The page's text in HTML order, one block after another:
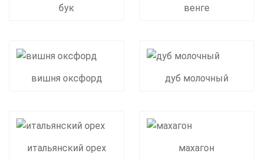
бук венге
вишня оксфорд дуб молочный
итальянский орех махагон